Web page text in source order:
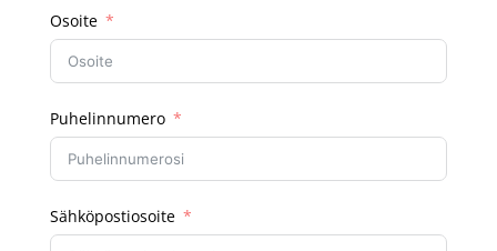
Osoite
Puhelinnumero
Sähköpostiosoite